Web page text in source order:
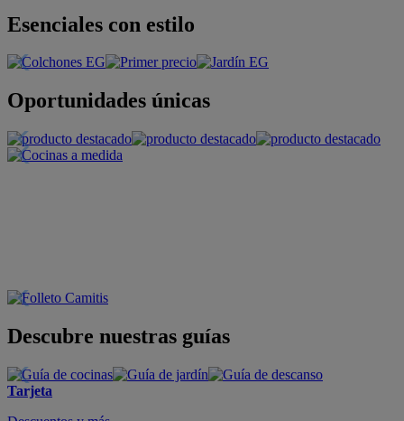
Esenciales con estilo
Oportunidades únicas
Descubre nuestras guías
Tarjeta